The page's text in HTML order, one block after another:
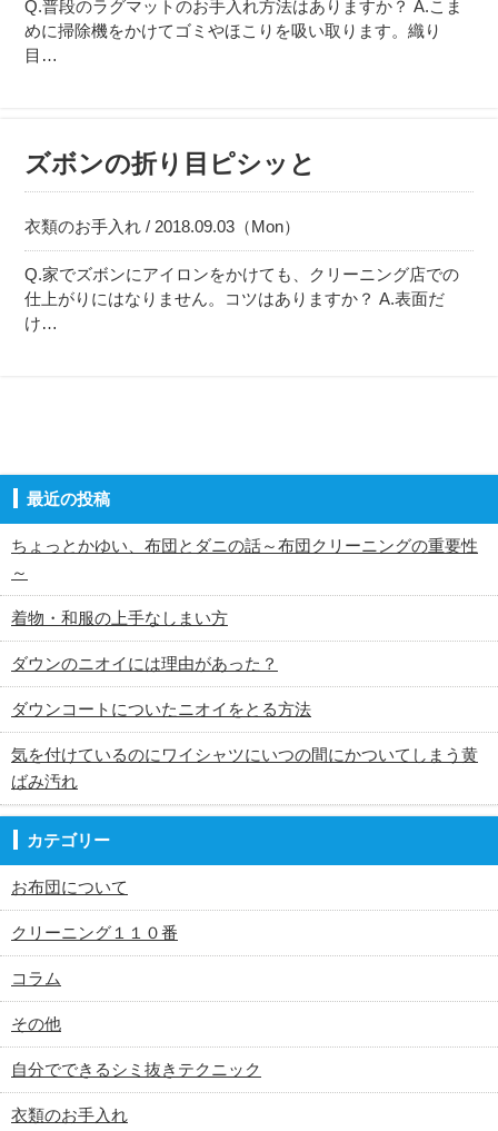
Q.普段のラグマットのお手入れ方法はありますか？ A.こま
めに掃除機をかけてゴミやほこりを吸い取ります。織り
目…
ズボンの折り目ピシッと
衣類のお手入れ / 2018.09.03（Mon）
Q.家でズボンにアイロンをかけても、クリーニング店での
仕上がりにはなりません。コツはありますか？ A.表面だ
け…
最近の投稿
ちょっとかゆい、布団とダニの話～布団クリーニングの重要性
～
着物・和服の上手なしまい方
ダウンのニオイには理由があった？
ダウンコートについたニオイをとる方法
気を付けているのにワイシャツにいつの間にかついてしまう黄
ばみ汚れ
カテゴリー
お布団について
クリーニング１１０番
コラム
その他
自分でできるシミ抜きテクニック
衣類のお手入れ